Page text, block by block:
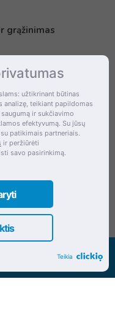
grąžinimas
užtikrinant būtinas
analizę, teikiant papildomas
ir sukčiavimo
efektyvumą. Su jūsų
patikimais partneriais.
ir peržiūrėti
savo pasirinkimą.
Teikia